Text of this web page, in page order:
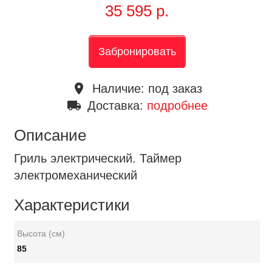
35 595 р.
Забронировать
place Наличие: под заказ
local_shipping Доставка: подробнее
Описание
Гриль электрический. Таймер
электромеханический
Характеристики
Высота (см)
85